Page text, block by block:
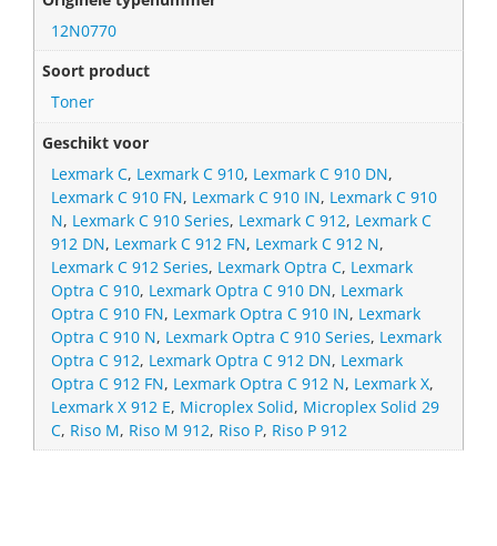
12N0770
Soort product
Toner
Geschikt voor
Lexmark C, Lexmark C 910, Lexmark C 910 DN,
Lexmark C 910 FN, Lexmark C 910 IN, Lexmark C 910
N, Lexmark C 910 Series, Lexmark C 912, Lexmark C
912 DN, Lexmark C 912 FN, Lexmark C 912 N,
Lexmark C 912 Series, Lexmark Optra C, Lexmark
Optra C 910, Lexmark Optra C 910 DN, Lexmark
Optra C 910 FN, Lexmark Optra C 910 IN, Lexmark
Optra C 910 N, Lexmark Optra C 910 Series, Lexmark
Optra C 912, Lexmark Optra C 912 DN, Lexmark
Optra C 912 FN, Lexmark Optra C 912 N, Lexmark X,
Lexmark X 912 E, Microplex Solid, Microplex Solid 29
C, Riso M, Riso M 912, Riso P, Riso P 912